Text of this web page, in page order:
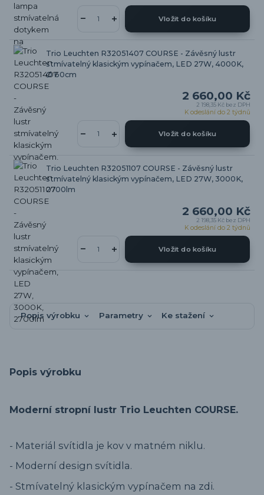
Vložit do košíku
Trio Leuchten R32051407 COURSE - Závěsný lustr
stmívatelný klasickým vypínačem, LED 27W, 4000K,
Ø 60cm
2 660,00 Kč
2 198,35 Kč bez DPH
K odeslání do 2 týdnů
Vložit do košíku
Trio Leuchten R32051107 COURSE - Závěsný lustr
stmívatelný klasickým vypínačem, LED 27W, 3000K,
2700lm
2 660,00 Kč
2 198,35 Kč bez DPH
K odeslání do 2 týdnů
Vložit do košíku
Popis výrobku Parametry Ke stažení
Popis výrobku
Moderní stropní lustr Trio Leuchten COURSE.
- Materiál svítidla je kov v matném niklu.
- Moderní design svítidla.
- Stmívatelný klasickým vypínačem na zdi.